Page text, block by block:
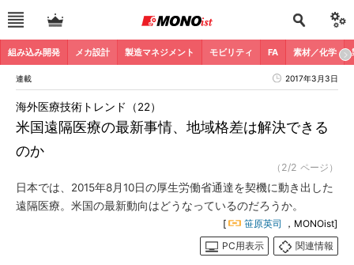
組み込み開発 メカ設計 製造マネジメント モビリティ FA 素材／化学
連載 2017年3月3日
米国遠隔医療の最新事情、地域格差は解決できる
のか
海外医療技術トレンド（22）
（2/2 ページ）
日本では、2015年8月10日の厚生労働省通達を契機に動き出した
遠隔医療。米国の最新動向はどうなっているのだろうか。
[ 笹原英司
，MONOist]
PC用表示
関連情報